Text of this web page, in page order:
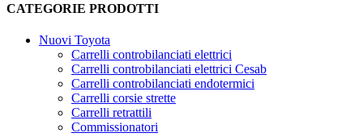
CATEGORIE PRODOTTI
Nuovi Toyota
Carrelli controbilanciati elettrici
Carrelli controbilanciati elettrici Cesab
Carrelli controbilanciati endotermici
Carrelli corsie strette
Carrelli retrattili
Commissionatori